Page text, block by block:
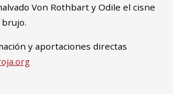
Von Rothbart y Odile el cisne
y aportaciones directas